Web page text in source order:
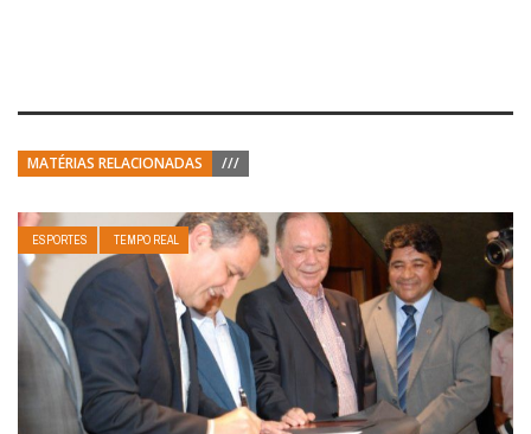
MATÉRIAS RELACIONADAS ///
ESPORTES TEMPO REAL